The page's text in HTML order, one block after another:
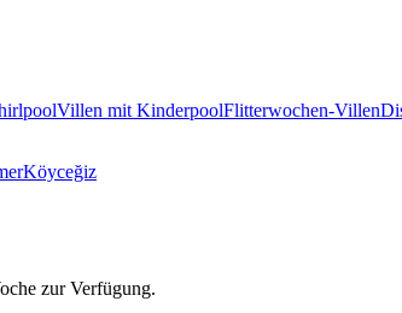
Villen mit KinderpoolFlitterwochen-Villen
Köyceğiz
zur Verfügung.